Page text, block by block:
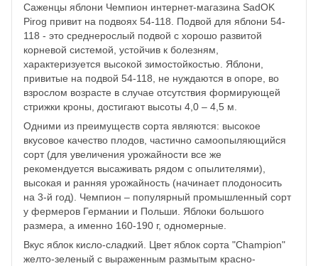
Саженцы яблони Чемпион интернет-магазина SadOK
Pirog привит на подвоях 54-118. Подвой для яблони 54-
118 - это среднерослый подвой с хорошо развитой
корневой системой, устойчив к болезням,
характеризуется высокой зимостойкостью. Яблони,
привитые на подвой 54-118, не нуждаются в опоре, во
взрослом возрасте в случае отсутствия формирующей
стрижки кроны, достигают высоты 4,0 – 4,5 м.
Одними из преимуществ сорта являются: высокое
вкусовое качество плодов, частично самоопыляющийся
сорт (для увеличения урожайности все же
рекомендуется высаживать рядом с опылителями),
высокая и ранняя урожайность (начинает плодоносить
на 3-й год). Чемпион – популярный промышленный сорт
у фермеров Германии и Польши. Яблоки большого
размера, а именно 160-190 г, одномерные.
Вкус яблок кисло-сладкий. Цвет яблок сорта "Champion"
желто-зеленый с выраженным размытым красно-